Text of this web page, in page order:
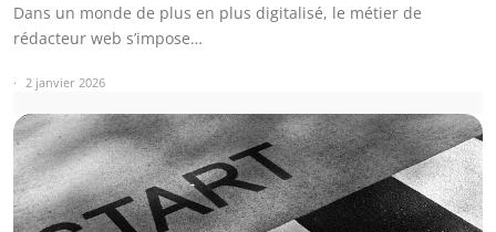
Dans un monde de plus en plus digitalisé, le métier de
rédacteur web s’impose…
2 janvier 2026